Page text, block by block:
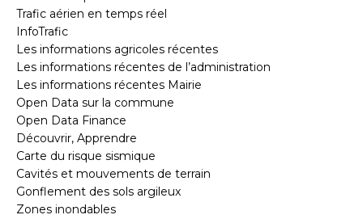
Trafic aérien en temps réel
InfoTrafic
Les informations agricoles récentes
Les informations récentes de l’administration
Les informations récentes Mairie
Open Data sur la commune
Open Data Finance
Découvrir, Apprendre
Carte du risque sismique
Cavités et mouvements de terrain
Gonflement des sols argileux
Zones inondables